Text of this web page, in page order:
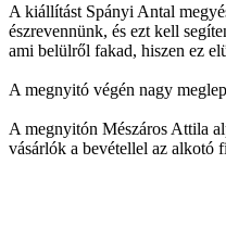
A kiállítást Spányi Antal
észrevennünk, és ezt kell
ami belülről fakad, hiszen ez
A megnyitó végén nagy
A megnyitón Mészáros Attila
vásárlók a bevétellel az alkotó